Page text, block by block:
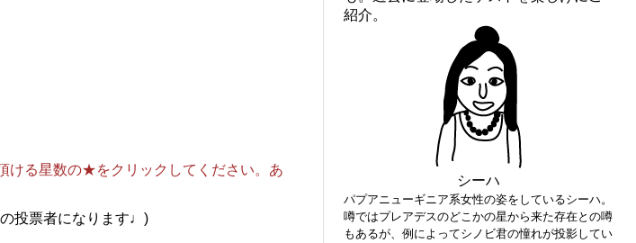
ける星数の★をクリックしてください。あ
投票者になります♩)
紹介。
シーハ
パプアニューギニア系女性の姿をしているシーハ。
噂ではプレアデスのどこかの星から来た存在との噂
もあるが、例によってシノビ君の憧れが投影してい